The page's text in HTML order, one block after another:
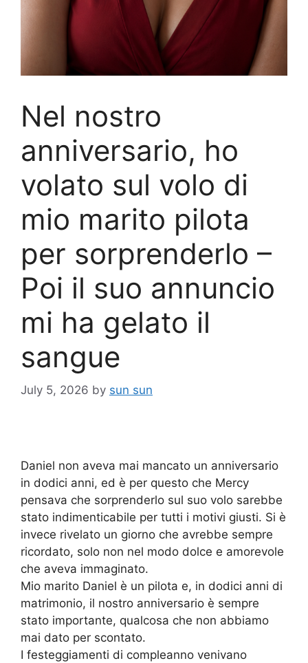
Nel nostro
anniversario, ho
volato sul volo di
mio marito pilota
per sorprenderlo –
Poi il suo annuncio
mi ha gelato il
sangue
July 5, 2026 by sun sun
Daniel non aveva mai mancato un anniversario
in dodici anni, ed è per questo che Mercy
pensava che sorprenderlo sul suo volo sarebbe
stato indimenticabile per tutti i motivi giusti. Si è
invece rivelato un giorno che avrebbe sempre
ricordato, solo non nel modo dolce e amorevole
che aveva immaginato.
Mio marito Daniel è un pilota e, in dodici anni di
matrimonio, il nostro anniversario è sempre
stato importante, qualcosa che non abbiamo
mai dato per scontato.
I festeggiamenti di compleanno venivano